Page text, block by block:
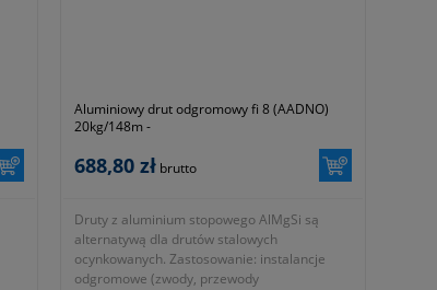
Aluminiowy drut odgromowy fi 8 (AADNO)
20kg/148m -
688,80 zł brutto
Druty z aluminium stopowego AlMgSi są
alternatywą dla drutów stalowych
ocynkowanych. Zastosowanie: instalancje
odgromowe (zwody, przewody